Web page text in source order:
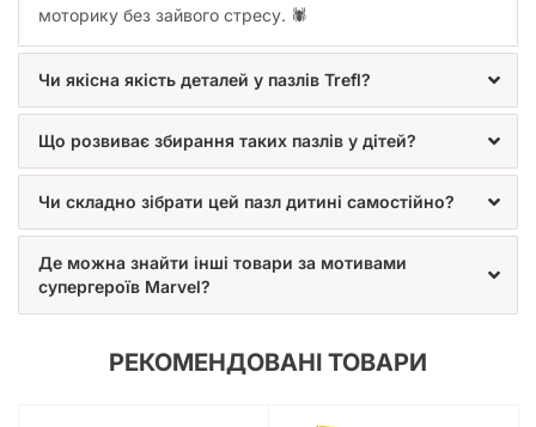
герої Marvel та зручність використання роблять цей набір
улюбленою забавкою для кожного маленького любителя
супергероїв. Замовляйте цей чудовий набір у нашому
інтернет-магазині та подаруйте своїй дитині незабутні
враження!
моторику без зайвого стресу. 🕷️
Чи якісна якість деталей у пазлів Trefl?
Що розвиває збирання таких пазлів у дітей?
Чи складно зібрати цей пазл дитині самостійно?
Де можна знайти інші товари за мотивами
супергероїв Marvel?
РЕКОМЕНДОВАНІ ТОВАРИ